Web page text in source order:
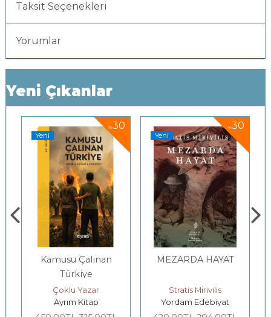
Taksit Seçenekleri
Yorumlar
Yeni Çıkanlar
Al Hammond, Robert Kates, Rob Swart
%30
Yeni
Kamusu Çalınan
Türkiye
Çoklu Yazar
Ayrım Kitap
%30
Yeni
MEZARDA HAYAT
Stratis Mirivilis
Yordam Edebiyat